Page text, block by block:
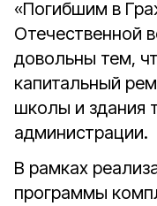
«Погибшим в
Отечественной
довольны тем,
капитальный
школы и здания
администрации.
В рамках
программы